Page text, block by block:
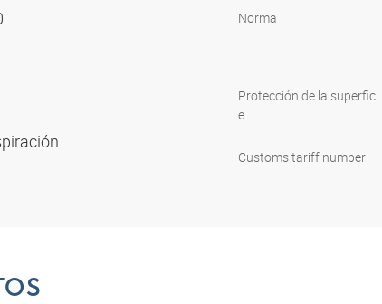
Norma
Protección de la superfici
e
Customs tariff number